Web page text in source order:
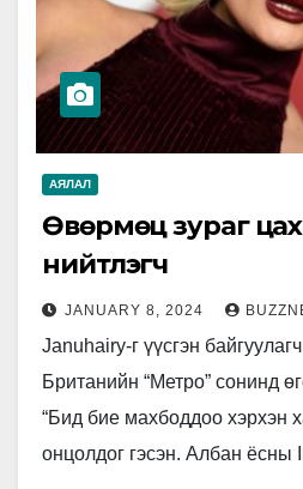
АЯЛАЛ
Өвөрмөц зураг
нийтлэгч
JANUARY 8, 2024
Januhairy-г үүсгэн
Британийн “Метро” сонинд
“Бид бие махбоддоо хэрхэн
онцолдог гэсэн. Албан ёсны